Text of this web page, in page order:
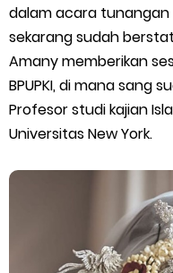
Cara Ping
Cara Menghubungi CS
Cara Mengatasi
Server Gojek
dalam acara tunangan
sekarang sudah
Amany memberikan
BPUPKI, di mana sang
Profesor studi kajian
Universitas New York.